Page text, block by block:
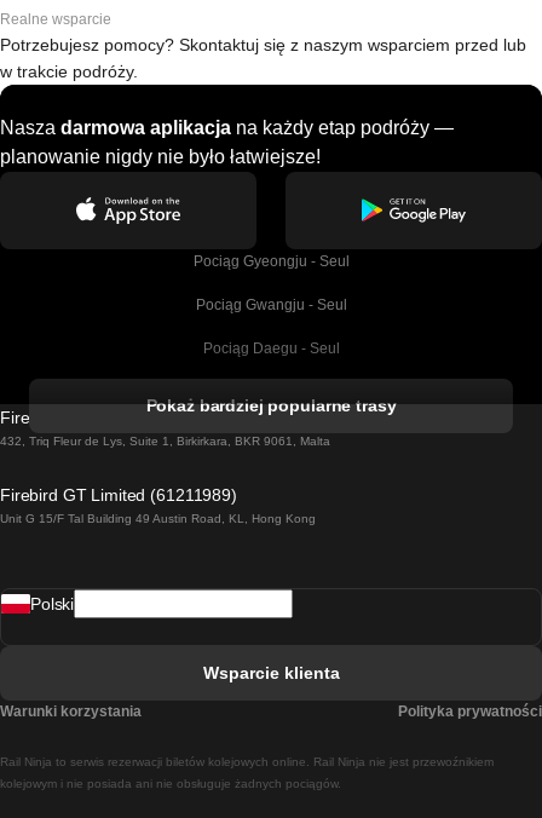
Realne wsparcie
Potrzebujesz pomocy? Skontaktuj się z naszym wsparciem przed lub
w trakcie podróży.
Nasza darmowa aplikacja na każdy etap podróży —
planowanie nigdy nie było łatwiejsze!
Pociąg Gyeongju - Seul
Pociąg Gwangju - Seul
Pociąg Daegu - Seul
Pociąg Dublin - Galway
Pociąg Rzym - Neapol
Pociąg Madryt - Lizbona
Pokaż bardziej popularne trasy
Firebird GT Limited (OC 1451)
432, Triq Fleur de Lys, Suite 1, Birkirkara, BKR 9061, Malta
Firebird GT Limited (61211989)
Unit G 15/F Tal Building 49 Austin Road, KL, Hong Kong
Rail Ninja to serwis rezerwacji biletów kolejowych online. Rail Ninja nie jest przewoźnikiem
kolejowym i nie posiada ani nie obsługuje żadnych pociągów.
Polski
Wsparcie klienta
Warunki korzystania Polityka prywatności